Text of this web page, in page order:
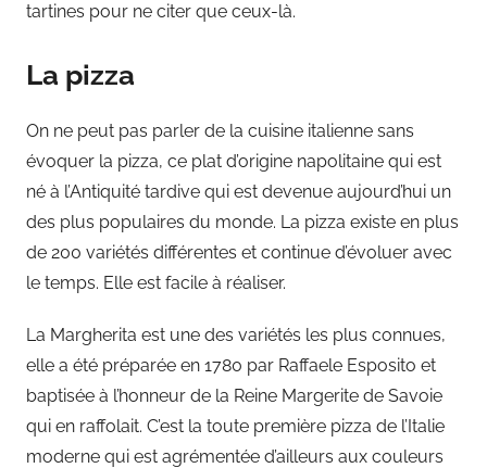
tartines pour ne citer que ceux-là.
La pizza
On ne peut pas parler de la cuisine italienne sans
évoquer la pizza, ce plat d’origine napolitaine qui est
né à l’Antiquité tardive qui est devenue aujourd’hui un
des plus populaires du monde. La pizza existe en plus
de 200 variétés différentes et continue d’évoluer avec
le temps. Elle est facile à réaliser.
La Margherita est une des variétés les plus connues,
elle a été préparée en 1780 par Raffaele Esposito et
baptisée à l’honneur de la Reine Margerite de Savoie
qui en raffolait. C’est la toute première pizza de l’Italie
moderne qui est agrémentée d’ailleurs aux couleurs